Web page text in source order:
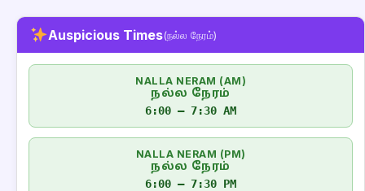
Auspicious Times(நல்ல நேரம்)
NALLA NERAM (AM)
நல்ல நேரம்
6:00 – 7:30 AM
NALLA NERAM (PM)
நல்ல நேரம்
6:00 – 7:30 PM